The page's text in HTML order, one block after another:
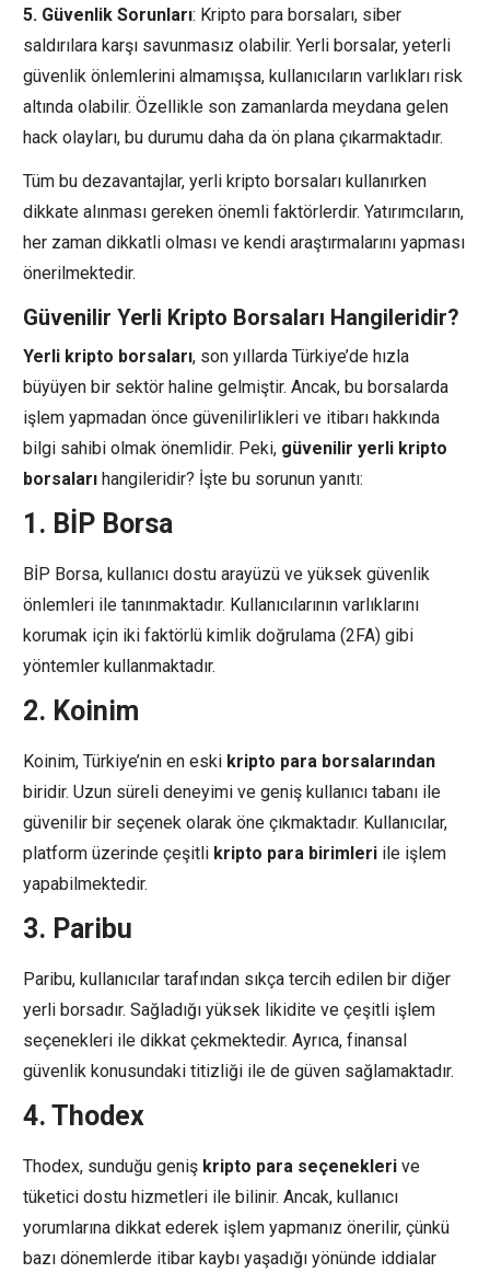
5. Güvenlik Sorunları: Kripto para borsaları, siber
saldırılara karşı savunmasız olabilir. Yerli borsalar, yeterli
güvenlik önlemlerini almamışsa, kullanıcıların varlıkları risk
altında olabilir. Özellikle son zamanlarda meydana gelen
hack olayları, bu durumu daha da ön plana çıkarmaktadır.
Tüm bu dezavantajlar, yerli kripto borsaları kullanırken
dikkate alınması gereken önemli faktörlerdir. Yatırımcıların,
her zaman dikkatli olması ve kendi araştırmalarını yapması
önerilmektedir.
Güvenilir Yerli Kripto Borsaları Hangileridir?
Yerli kripto borsaları, son yıllarda Türkiye’de hızla
büyüyen bir sektör haline gelmiştir. Ancak, bu borsalarda
işlem yapmadan önce güvenilirlikleri ve itibarı hakkında
bilgi sahibi olmak önemlidir. Peki, güvenilir yerli kripto
borsaları hangileridir? İşte bu sorunun yanıtı:
1. BİP Borsa
BİP Borsa, kullanıcı dostu arayüzü ve yüksek güvenlik
önlemleri ile tanınmaktadır. Kullanıcılarının varlıklarını
korumak için iki faktörlü kimlik doğrulama (2FA) gibi
yöntemler kullanmaktadır.
2. Koinim
Koinim, Türkiye’nin en eski kripto para borsalarından
biridir. Uzun süreli deneyimi ve geniş kullanıcı tabanı ile
güvenilir bir seçenek olarak öne çıkmaktadır. Kullanıcılar,
platform üzerinde çeşitli kripto para birimleri ile işlem
yapabilmektedir.
3. Paribu
Paribu, kullanıcılar tarafından sıkça tercih edilen bir diğer
yerli borsadır. Sağladığı yüksek likidite ve çeşitli işlem
seçenekleri ile dikkat çekmektedir. Ayrıca, finansal
güvenlik konusundaki titizliği ile de güven sağlamaktadır.
4. Thodex
Thodex, sunduğu geniş kripto para seçenekleri ve
tüketici dostu hizmetleri ile bilinir. Ancak, kullanıcı
yorumlarına dikkat ederek işlem yapmanız önerilir, çünkü
bazı dönemlerde itibar kaybı yaşadığı yönünde iddialar